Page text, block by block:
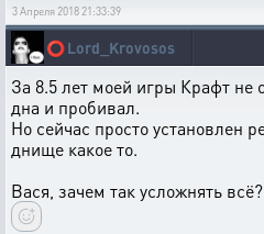
3 Апреля 2018 21:33:39
⭕Lord_Krovosos
За 8.5 лет моей игры Крафт не
дна и пробивал.
Но сейчас просто установлен
днище какое то.
Вася, зачем так усложнять